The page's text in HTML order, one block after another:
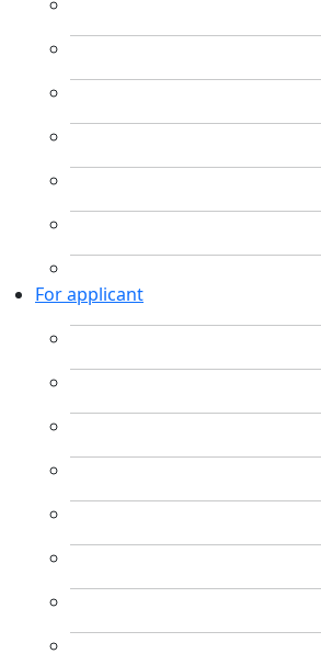
For applicant